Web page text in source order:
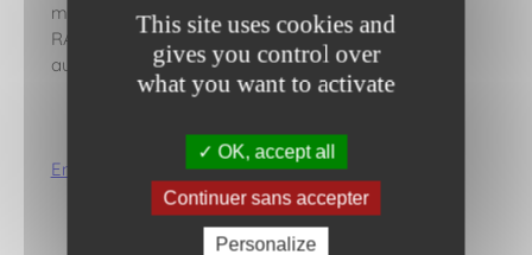
This site uses cookies and
gives you control over
what you want to activate
OK, accept all
Continuer sans accepter
Personalize
membres fondateurs Olivier LE ROUZIC, Maud
RACLET et Pierrick ROLLAND ainsi qu’à tous les
autres généreux donateurs !
En savoir + sur l’opération 2024